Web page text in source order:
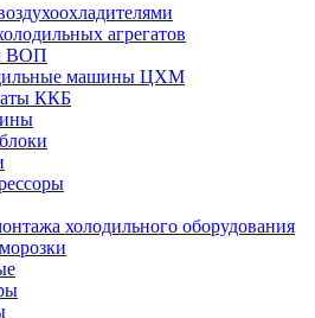
агрегатов
ВОП
машины ЦХМ
ККБ
холодильного оборудования